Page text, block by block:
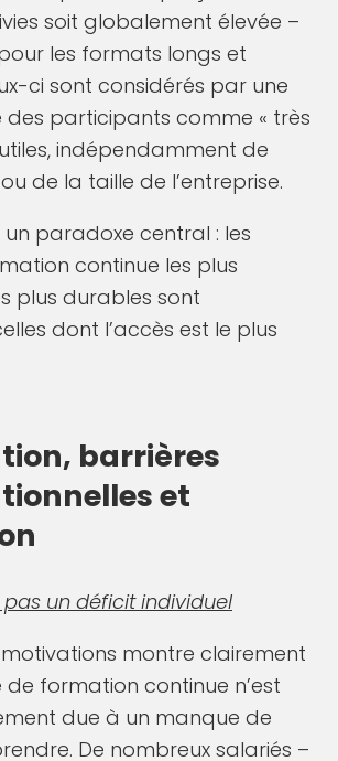
soit globalement élevée –
les formats longs et
ci sont considérés par une
participants comme « très
utiles, indépendamment de
de la taille de l’entreprise.
un paradoxe central : les
continue les plus
plus durables sont
dont l’accès est le plus
barrières
et
pas un déficit individuel
motivations montre clairement
de formation continue n’est
due à un manque de
De nombreux salariés –